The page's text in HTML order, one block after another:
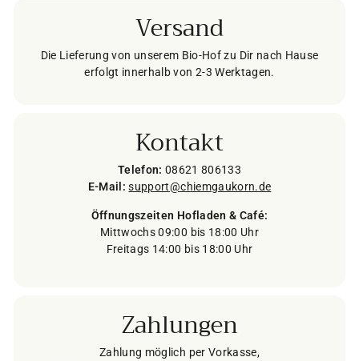
Versand
Die Lieferung von unserem Bio-Hof zu Dir nach Hause
erfolgt innerhalb von 2-3 Werktagen.
Kontakt
Telefon: 08621 806133
E-Mail: support@chiemgaukorn.de
Öffnungszeiten Hofladen & Café:
Mittwochs 09:00 bis 18:00 Uhr
Freitags 14:00 bis 18:00 Uhr
Zahlungen
Zahlung möglich per Vorkasse,